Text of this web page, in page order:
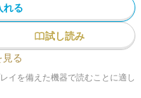
れる
試し読み
る
イを備えた機器で読むことに適し